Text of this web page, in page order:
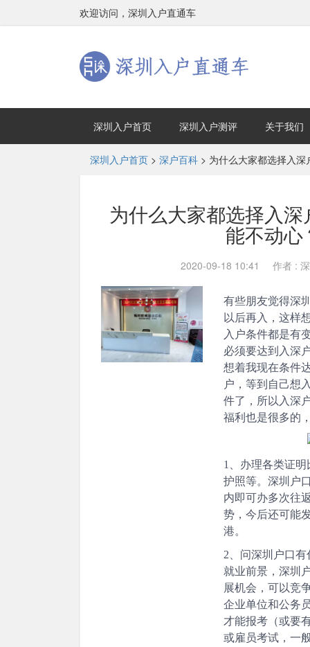
欢迎访问，深圳入户直通车
深圳入户首页 深圳入户测评 关于我们
深圳入户首页 > 深户百科 > 为什么大家都选择入
为什么大家都选择入
能不动心
2020-09-18 10:41 作者 :
有些朋友觉得深
以后再入，这样
入户条件都是有
必须要达到入深
想着我现在条件
户，等到自己想
件了，所以入深
福利也是很多的
1、办理各类证
护照等。深圳户
内即可办多次往
势，今后还可能
港。
2、问深圳户口
就业前景，深圳
展机会，可以竞
企业单位和公务
才能报考（或要
或雇员考试，一